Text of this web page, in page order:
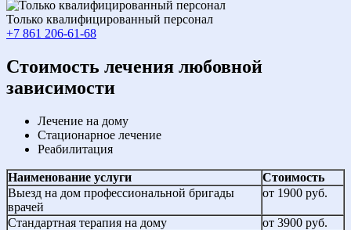
Только квалифицированный персонал
+7 861 206-61-68
Cтоимость лечения любовной
зависимости
Лечение на дому
Стационарное лечение
Реабилитация
Наименование услуги
Стоимость
Выезд на дом профессиональной бригады
врачей
от 1900 руб.
Стандартная терапия на дому
от 3900 руб.